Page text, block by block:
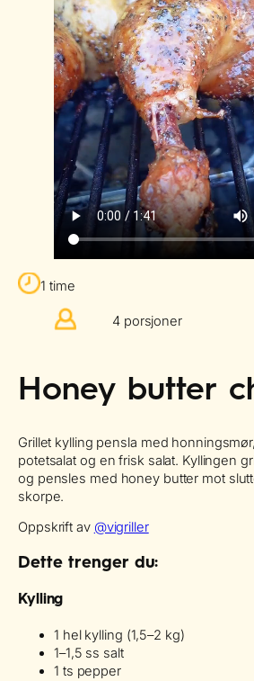
1 time
4 porsjoner
Honey butter
Grillet kylling pensla med
potetsalat og en frisk salat. Kyllingen
og pensles med honey butter mot
skorpe.
Oppskrift av @vigriller
Dette trenger du:
Kylling
1 hel kylling (1,5–2 kg)
1–1,5 ss salt
1 ts pepper